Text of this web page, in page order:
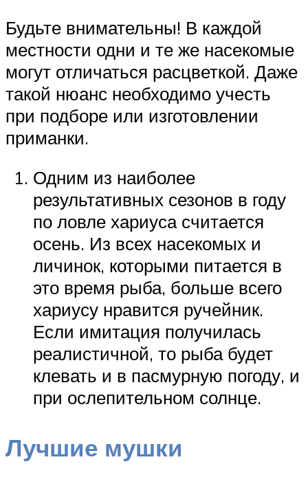
Будьте внимательны! В каждой
местности одни и те же насекомые
могут отличаться расцветкой. Даже
такой нюанс необходимо учесть
при подборе или изготовлении
приманки.
Одним из наиболее
результативных сезонов в году
по ловле хариуса считается
осень. Из всех насекомых и
личинок, которыми питается в
это время рыба, больше всего
хариусу нравится ручейник.
Если имитация получилась
реалистичной, то рыба будет
клевать и в пасмурную погоду, и
при ослепительном солнце.
Лучшие мушки